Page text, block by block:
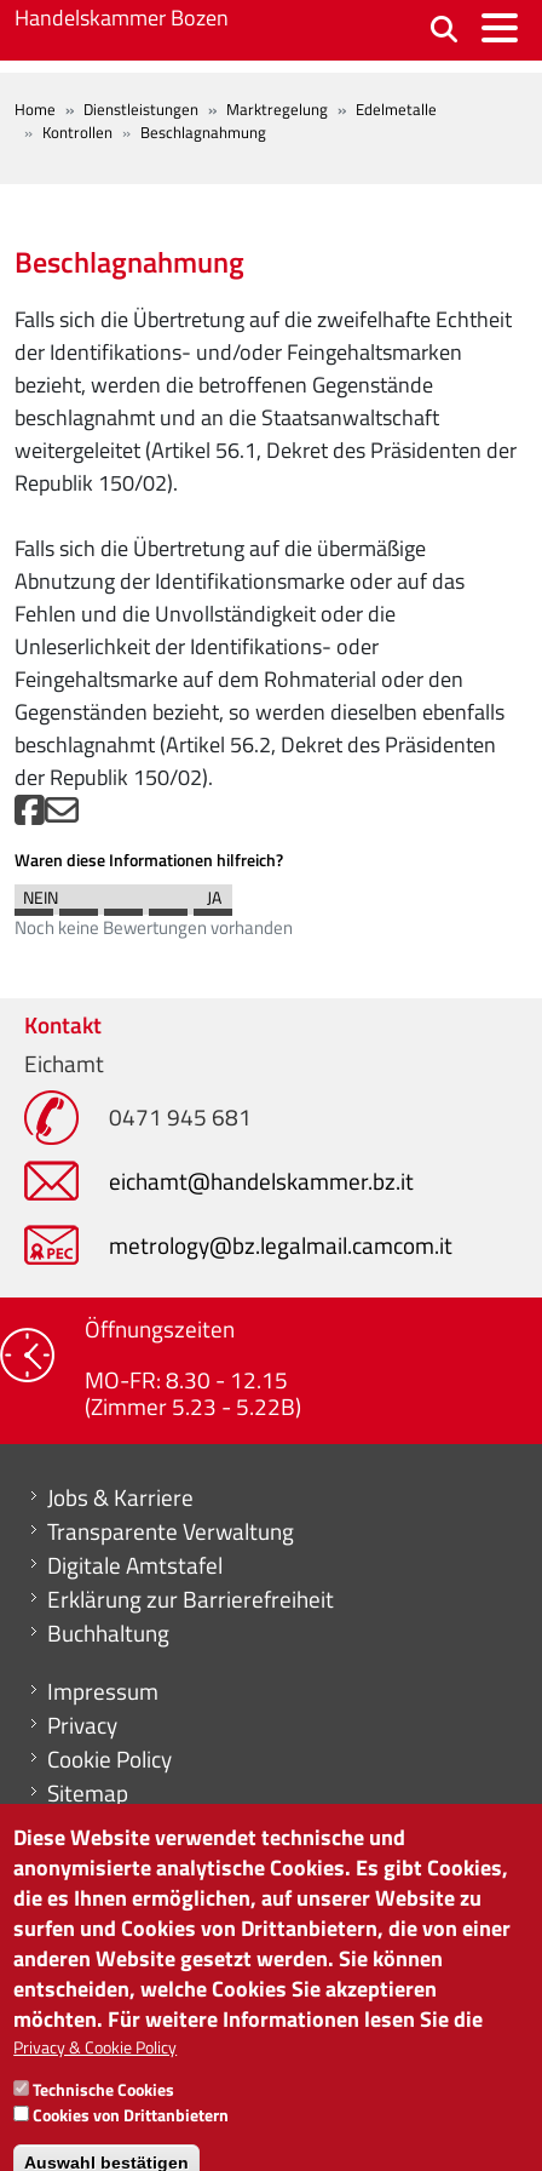
Skip to main content
Handelskammer Bozen
BREADCRUMB
Home Dienstleistungen Marktregelung
Edelmetalle
Kontrollen
Beschlagnahmung
Beschlagnahmung
Falls sich die Übertretung auf die zweifelhafte Echtheit
der Identifikations- und/oder Feingehaltsmarken
bezieht, werden die betroffenen Gegenstände
beschlagnahmt und an die Staatsanwaltschaft
weitergeleitet (Artikel 56.1, Dekret des Präsidenten der
Republik 150/02).
Falls sich die Übertretung auf die übermäßige
Abnutzung der Identifikationsmarke oder auf das
Fehlen und die Unvollständigkeit oder die
Unleserlichkeit der Identifikations- oder
Feingehaltsmarke auf dem Rohmaterial oder den
Gegenständen bezieht, so werden dieselben ebenfalls
beschlagnahmt (Artikel 56.2, Dekret des Präsidenten
der Republik 150/02).
Waren diese Informationen hilfreich?
Noch keine Bewertungen vorhanden
Kontakt
Eichamt
0471 945 681
eichamt@handelskammer.bz.it
metrology@bz.legalmail.camcom.it
Öffnungszeiten
MO-FR: 8.30 - 12.15
(Zimmer 5.23 - 5.22B)
Mini menu di servizio
Jobs & Karriere
Transparente Verwaltung
Digitale Amtstafel
Erklärung zur Barrierefreiheit
Buchhaltung
Menu footer
Impressum
Privacy
Cookie Policy
Sitemap
Cookie-Einstellungen
HANDELSKAMMER BOZEN
Südtiroler Straße 60 | I-39100 Bozen
Tel. 0471 945 511 |info@handelskammer.bz.it
MwSt.-Nr.: 00376420212
INSTITUT FÜR WIRTSCHAFTSFÖRDERUNG
MwSt.-Nr.: 01716880214
Diese Website verwendet technische und
anonymisierte analytische Cookies. Es gibt Cookies,
die es Ihnen ermöglichen, auf unserer Website zu
surfen und Cookies von Drittanbietern, die von einer
anderen Website gesetzt werden. Sie können
entscheiden, welche Cookies Sie akzeptieren
möchten. Für weitere Informationen lesen Sie die
Privacy & Cookie Policy
Technische Cookies
Cookies von Drittanbietern
Auswahl bestätigen